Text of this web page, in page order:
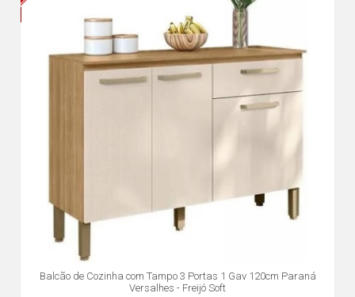
Balcão de Cozinha com Tampo 3 Portas 1 Gav 120cm Paraná
Versalhes - Freijó Soft